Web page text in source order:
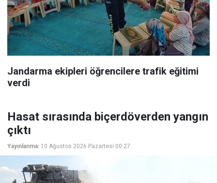
Jandarma ekipleri öğrencilere trafik eğitimi
verdi
Hasat sırasında biçerdöverden yangın
çıktı
Yayınlanma: 10 Ağustos 2026 Pazartesi 00:27